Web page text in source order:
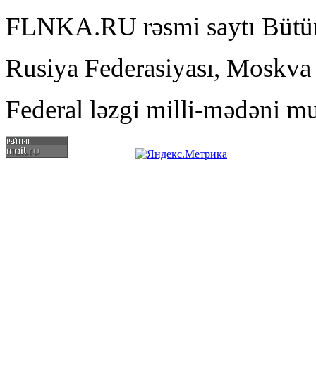
FLNKA.RU rəsmi saytı
Rusiya Federasiyası,
Federal ləzgi milli-mədəni